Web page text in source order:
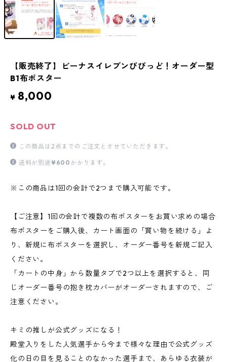
【販売終了】ビーナスイレブンびびっど！オーダー型
B1布ポスター
¥ 8,000
SOLD OUT
この商品は2点までのご注文とさせていただきます。
送料が別途 ¥600 かかります。
※この商品は1回の会計で2つまで購入可能です。
【ご注意】1回の会計で複数の布ポスターをお買い求めの場合
布ポスターをご購入後、カート画面の「買い物を続ける」よ
り、新規に布ポスターを選択し、オーダー番号を新規ご記入
ください。
「カートの中身」から数量タブで2つ以上を選択すると、同
じオーダー番号の抱き枕カバーがオーダーされますので、ご
注意ください。
キミの推しが公式グッズになる！
殿堂入りをした人気選手から今まで様々な理由で公式グッズ
化の日の目を見ることのなかった選手まで、あらゆる衣装が